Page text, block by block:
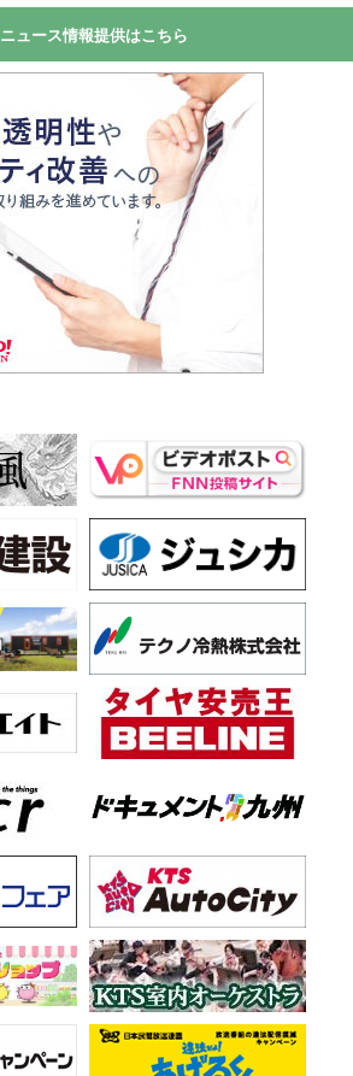
ニュース情報提供はこちら